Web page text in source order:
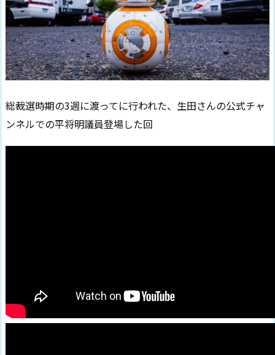
総裁選時期の3週に渡ってに行われた、生田さんの公式チャ
ンネルでの平将明議員登場した回